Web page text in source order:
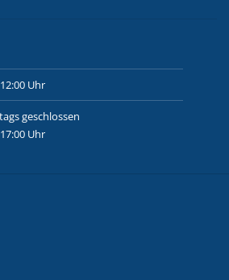
Uhr
geschlossen
Uhr